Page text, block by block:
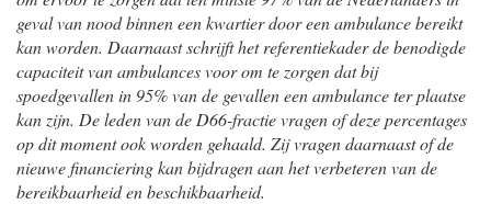
geval van nood binnen een kwartier door een ambulance bereikt
kan worden. Daarnaast schrijft het referentiekader de benodigde
capaciteit van ambulances voor om te zorgen dat bij
spoedgevallen in 95% van de gevallen een ambulance ter plaatse
kan zijn. De leden van de D66-fractie vragen of deze percentages
op dit moment ook worden gehaald. Zij vragen daarnaast of de
nieuwe financiering kan bijdragen aan het verbeteren van de
bereikbaarheid en beschikbaarheid.